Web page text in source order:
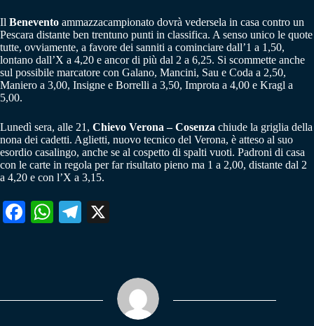
Il Benevento ammazzacampionato dovrà vedersela in casa contro un
Pescara distante ben trentuno punti in classifica. A senso unico le quote
tutte, ovviamente, a favore dei sanniti a cominciare dall’1 a 1,50,
lontano dall’X a 4,20 e ancor di più dal 2 a 6,25. Si scommette anche
sul possibile marcatore con Galano, Mancini, Sau e Coda a 2,50,
Maniero a 3,00, Insigne e Borrelli a 3,50, Improta a 4,00 e Kragl a
5,00.
Lunedì sera, alle 21, Chievo Verona – Cosenza chiude la griglia della
nona dei cadetti. Aglietti, nuovo tecnico del Verona, è atteso al suo
esordio casalingo, anche se al cospetto di spalti vuoti. Padroni di casa
con le carte in regola per far risultato pieno ma 1 a 2,00, distante dal 2
a 4,20 e con l’X a 3,15.
Fa W
pp
Te
m